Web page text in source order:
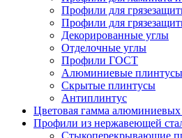
Профили для
Профили для
Декорированные углы
Отделочные углы
Профили ГОСТ
Алюминиевые плинтусы
Скрытые плинтусы
Антиплинтус
Цветовая гамма
Профили из нержавеющей
Стыкоперекрывающие